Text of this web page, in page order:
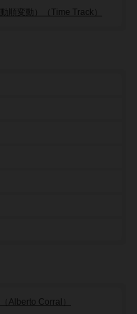
順変動）（Time Track）
Alberto Corral）